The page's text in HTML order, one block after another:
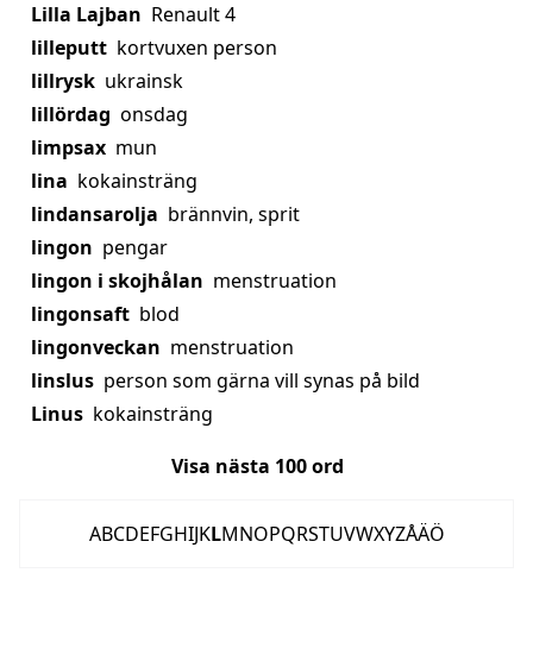
Lilla Lajban Renault 4
lilleputt kortvuxen person
lillrysk ukrainsk
lillördag onsdag
limpsax mun
lina kokainsträng
lindansarolja brännvin, sprit
lingon pengar
lingon i skojhålan menstruation
lingonsaft blod
lingonveckan menstruation
linslus person som gärna vill synas på bild
Linus kokainsträng
Visa nästa 100ord
ABCDEFGHIJKLMNOPQRSTUVWXYZÅÄÖ